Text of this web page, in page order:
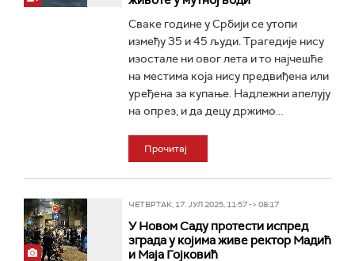
Сваке године у Србији се утопи
између 35 и 45 људи. Трагедије нису
изостале ни овог лета и то најчешће
на местима која нису предвиђена или
уређена за купање. Надлежни апелују
на опрез, и да децу држимо...
Прочитај
ЧЕТВРТАК, 17. ЈУЛ 2025, 11:57 -> 08:17
У Новом Саду протести испред
зграда у којима живе ректор Мадић
и Маја Гојковић